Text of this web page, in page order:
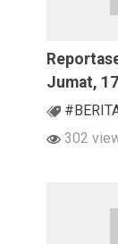
Jumat,
302